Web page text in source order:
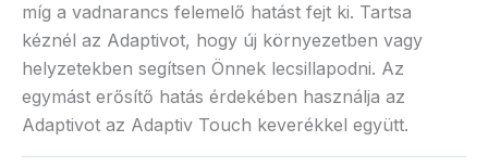
míg a vadnarancs felemelő hatást fejt ki. Tartsa
kéznél az Adaptivot, hogy új környezetben vagy
helyzetekben segítsen Önnek lecsillapodni. Az
egymást erősítő hatás érdekében használja az
Adaptivot az Adaptiv Touch keverékkel együtt.